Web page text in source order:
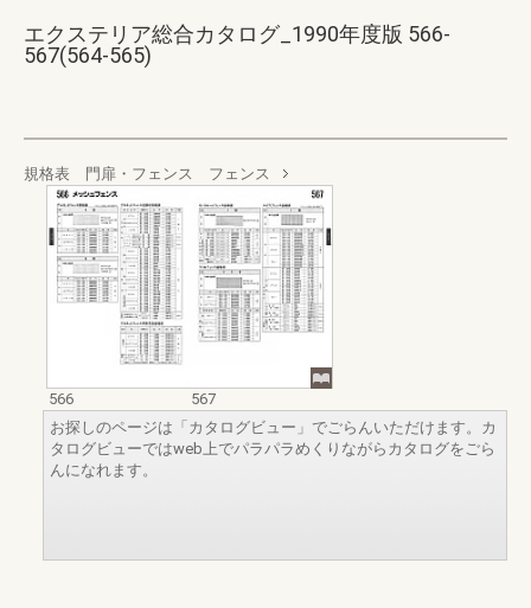
エクステリア総合カタログ_1990年度版 566-
567(564-565)
規格表 門扉・フェンス フェンス
566
567
お探しのページは「カタログビュー」でごらんいただけます。カ
タログビューではweb上でパラパラめくりながらカタログをごら
んになれます。